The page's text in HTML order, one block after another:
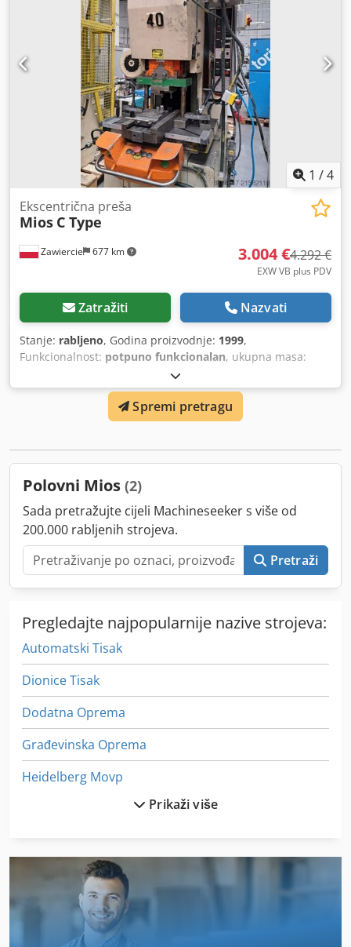
1 /4
Zawiercie 677 km
Ekscentrična preša
Mios C Type
3.004 €4.292 €
EXW VB plus PDV
Zatražiti Nazvati
Stanje: rabljeno, Godina proizvodnje: 1999,
Funkcionalnost: potpuno funkcionalan, ukupna masa:
, Ekscentrična preša MIOS 40 tona, tip C
Dcsdjywylhspfx Apwok
Spremi pretragu
Polovni Mios (2)
Sada pretražujte cijeli Machineseeker s više od
200.000 rabljenih strojeva.
Pretraži
Pregledajte najpopularnije nazive strojeva:
Automatski Tisak
Dionice Tisak
Dodatna Oprema
Građevinska Oprema
Heidelberg Movp
Indigo Digitalni Tisak
Ktl
Prikaži više